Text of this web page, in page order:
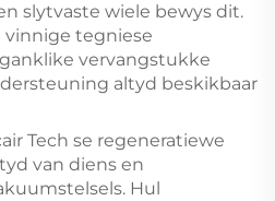
slytvaste wiele bewys dit.
vinnige tegniese
vervangstukke
altyd beskikbaar
Tech se regeneratiewe
van diens en
Hul